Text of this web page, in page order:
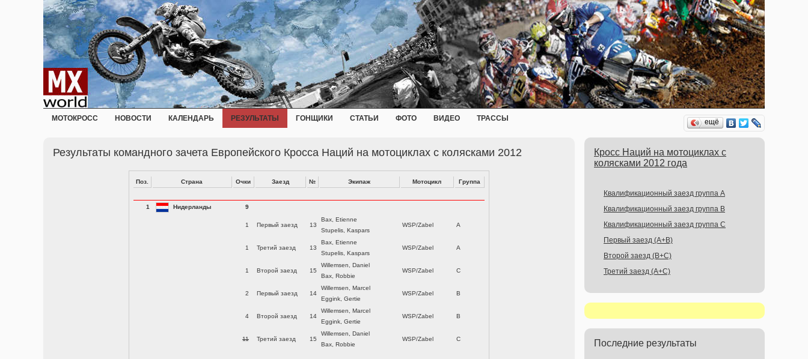
МОТОКРОСС НОВОСТИ КАЛЕНДАРЬ РЕЗУЛЬТАТЫ ГОНЩИКИ СТАТЬИ ФОТО ВИДЕО ТРАССЫ ещё
Результаты командного зачета Европейского Кросса Наций на мотоциклах с колясками 2012
Поз. Страна Очки Заезд № Экипаж Мотоцикл Группа
1 Нидерланды 9
1 Первый заезд 13
Bax, Etienne
Stupelis, Kaspars
WSP/Zabel A
1 Третий заезд 13
Bax, Etienne
Stupelis, Kaspars
WSP/Zabel A
1 Второй заезд 15
Willemsen, Daniel
Bax, Robbie
WSP/Zabel C
2 Первый заезд 14
Willemsen, Marcel
Eggink, Gertie
WSP/Zabel B
4 Второй заезд 14
Willemsen, Marcel
Eggink, Gertie
WSP/Zabel B
11 Третий заезд 15
Willemsen, Daniel
Bax, Robbie
WSP/Zabel C
Кросс Наций на мотоциклах с
колясками 2012 года
Квалификационный заезд группа A
Квалификационный заезд группа B
Квалификационный заезд группа C
Первый заезд (A+B)
Второй заезд (B+С)
Третий заезд (A+С)
Последние результаты